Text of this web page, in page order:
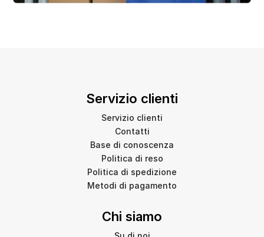
Servizio clienti
Servizio clienti
Contatti
Base di conoscenza
Politica di reso
Politica di spedizione
Metodi di pagamento
Chi siamo